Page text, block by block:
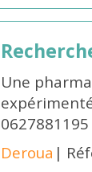
Une
0627881195
Deroua |